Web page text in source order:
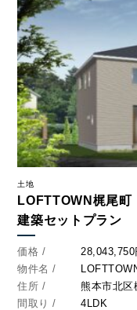
土地
LOFTTOWN梶尾町
建築セットプラン
価格 /
28,043,750
物件名 /
住所 /
熊本市北区
間取り /
4LDK